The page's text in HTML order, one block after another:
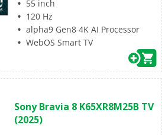
55 inch
120 Hz
alpha9 Gen8 4K AI Processor
WebOS Smart TV
van
de
Sony Bravia 8 K65XR8M25B TV
(2025)